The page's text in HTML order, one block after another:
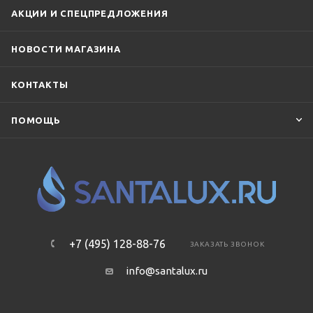
Villeroy & Boch Vincea Vitra
АКЦИИ И СПЕЦПРЕДЛОЖЕНИЯ
НОВОСТИ МАГАЗИНА
КОНТАКТЫ
ПОМОЩЬ
+7 (495) 128-88-76 ЗАКАЗАТЬ ЗВОНОК
info@santalux.ru